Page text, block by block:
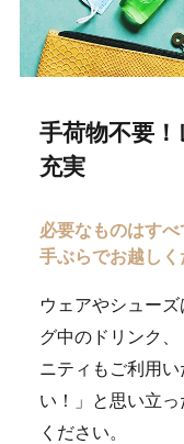
手荷物不要
充実
必要なものはすべ
手ぶらでお越しく
ウェアやシュー
グ中のドリンク
ニティもご利用
い！」と思い立
ください。